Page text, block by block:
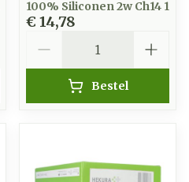
100% Siliconen 2w Ch14 1
€ 14,78
Bestel